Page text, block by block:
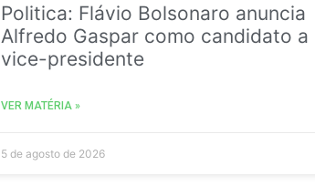
Politica: Flávio Bolsonaro anuncia
Alfredo Gaspar como candidato a
vice-presidente
VER MATÉRIA »
5 de agosto de 2026